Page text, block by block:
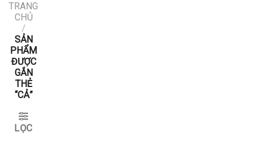
TRANG
CHỦ
/
SẢN
PHẨM
ĐƯỢC
GẮN
THẺ
“CẢ”
LỌC